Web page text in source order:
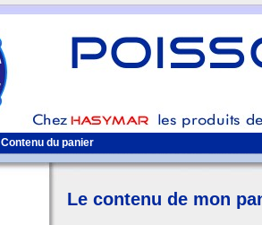
Contenu du panier
Le contenu de mon